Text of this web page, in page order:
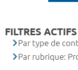
FILTRES ACTIFS
Par type de
Par rubrique: